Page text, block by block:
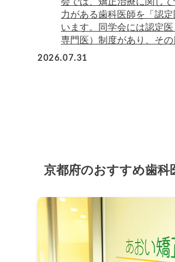
力がある歯科医師を「認
います。同学会には認定
専門医）制度があり、そ
2026.07.31
京都府のおすすめ歯科